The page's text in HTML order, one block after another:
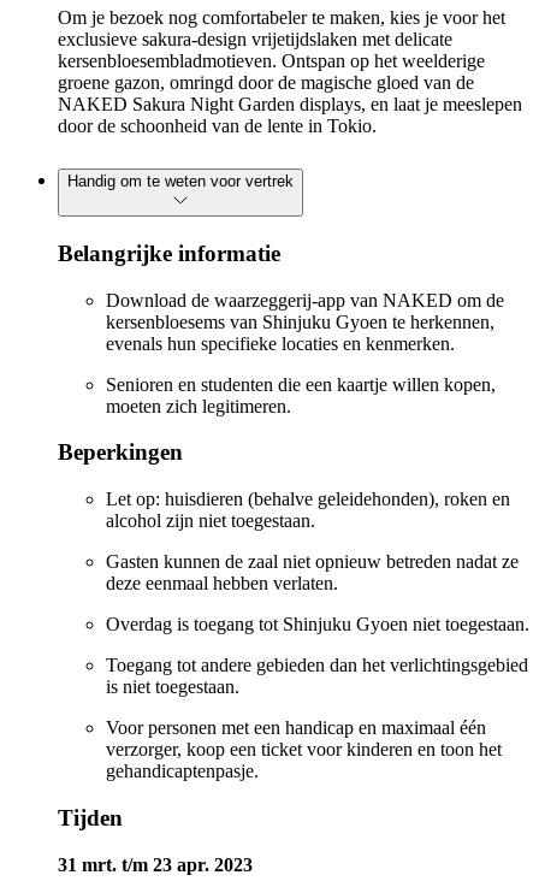
Om je bezoek nog comfortabeler te maken, kies je voor het
exclusieve sakura-design vrijetijdslaken met delicate
kersenbloesembladmotieven. Ontspan op het weelderige
groene gazon, omringd door de magische gloed van de
NAKED Sakura Night Garden displays, en laat je meeslepen
door de schoonheid van de lente in Tokio.
Handig om te weten voor vertrek
Belangrijke informatie
Download de waarzeggerij-app van NAKED om de
kersenbloesems van Shinjuku Gyoen te herkennen,
evenals hun specifieke locaties en kenmerken.
Senioren en studenten die een kaartje willen kopen,
moeten zich legitimeren.
Beperkingen
Let op: huisdieren (behalve geleidehonden), roken en
alcohol zijn niet toegestaan.
Gasten kunnen de zaal niet opnieuw betreden nadat ze
deze eenmaal hebben verlaten.
Overdag is toegang tot Shinjuku Gyoen niet toegestaan.
Toegang tot andere gebieden dan het verlichtingsgebied
is niet toegestaan.
Voor personen met een handicap en maximaal één
verzorger, koop een ticket voor kinderen en toon het
gehandicaptenpasje.
Tijden
31 mrt. t/m 23 apr. 2023